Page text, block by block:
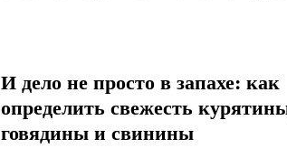
И дело не просто в запахе: как
определить свежесть
говядины и свинины